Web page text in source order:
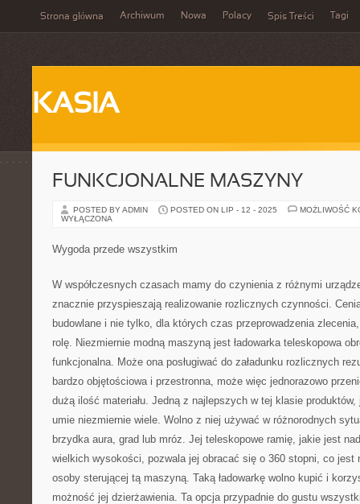
Strona główna Archiwum Nowa Polacy Spis Treści Tagi
KASIA
FUNKCJONALNE MASZYNY
POSTED BY ADMIN POSTED ON LIP - 12 - 2025
MOŻLIWOŚĆ
WYŁĄCZONA
Wygoda przede wszystkim
W współczesnych czasach mamy do czynienia z różnymi
znacznie przyspieszają realizowanie rozlicznych czynności.
budowlane i nie tylko, dla których czas przeprowadzenia
rolę. Niezmiernie modną maszyną jest ładowarka teleskopowa
funkcjonalna. Może ona posługiwać do załadunku rozlicznych
bardzo objętościowa i przestronna, może więc jednorazowo
dużą ilość materiału. Jedną z najlepszych w tej klasie
umie niezmiernie wiele. Wolno z niej używać w różnorodnych
brzydka aura, grad lub mróz. Jej teleskopowe ramię, jakie jest
wielkich wysokości, pozwala jej obracać się o 360 stopni, co jest
osoby sterującej tą maszyną. Taką ładowarkę wolno kupić i
możność jej dzierżawienia. Ta opcja przypadnie do gustu